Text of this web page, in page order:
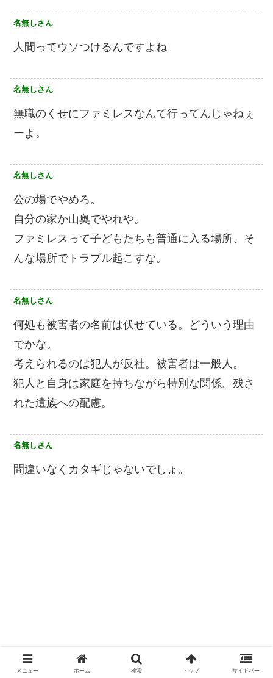
名無しさん
人間ってウソつけるんですよね
名無しさん
無職のくせにファミレスなんて行ってんじゃねぇ
ーよ。
名無しさん
公の場でやめろ。
自分の家か山奥でやれや。
ファミレスって子どもたちも普通に入る場所、そ
んな場所でトラブル起こすな。
名無しさん
何処も被害者の名前は伏せている。どういう理由
でかな。
考えられるのは犯人が反社。被害者は一般人。
犯人と自身は家庭を持ちながら特別な関係。残さ
れた遺族への配慮。
名無しさん
間違いなくカタギじゃないでしょ。
メニュー ホーム 検索 トップ サイドバー